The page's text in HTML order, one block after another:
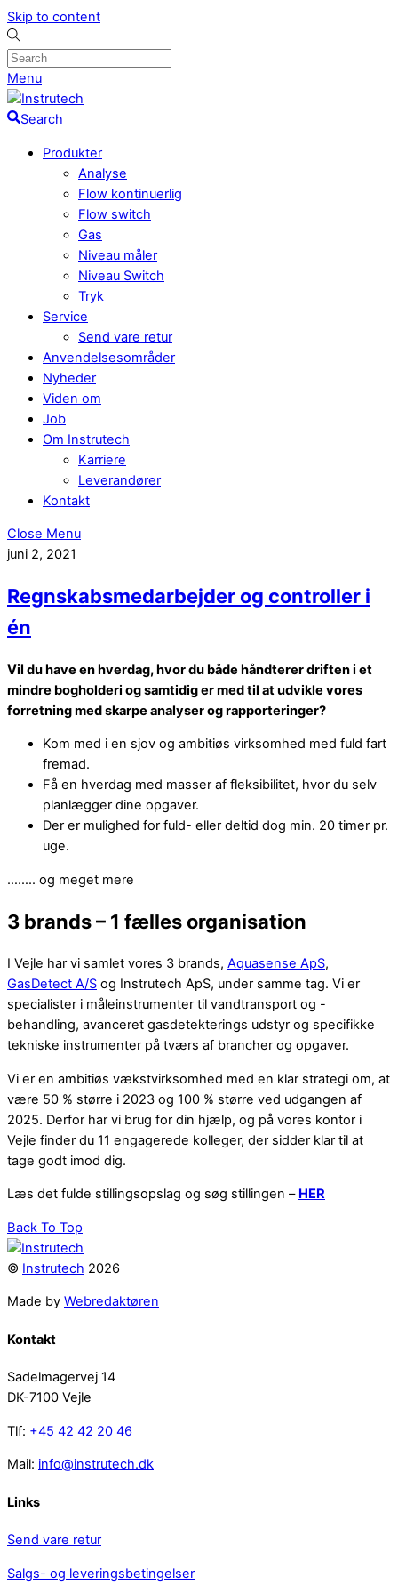
Skip to content
Menu
Search
Produkter
Analyse
Flow kontinuerlig
Flow switch
Gas
Niveau måler
Niveau Switch
Tryk
Service
Send vare retur
Anvendelsesområder
Nyheder
Viden om
Job
Om Instrutech
Karriere
Leverandører
Kontakt
Close Menu
juni 2, 2021
Regnskabsmedarbejder og controller i
én
Vil du have en hverdag, hvor du både håndterer driften i et
mindre bogholderi og samtidig er med til at udvikle vores
forretning med skarpe analyser og rapporteringer?
Kom med i en sjov og ambitiøs virksomhed med fuld fart
fremad.
Få en hverdag med masser af fleksibilitet, hvor du selv
planlægger dine opgaver.
Der er mulighed for fuld- eller deltid dog min. 20 timer pr.
uge.
…….. og meget mere
3 brands – 1 fælles organisation
I Vejle har vi samlet vores 3 brands, Aquasense ApS,
GasDetect A/S og Instrutech ApS, under samme tag. Vi er
specialister i måleinstrumenter til vandtransport og -
behandling, avanceret gasdetekterings udstyr og specifikke
tekniske instrumenter på tværs af brancher og opgaver.
Vi er en ambitiøs vækstvirksomhed med en klar strategi om, at
være 50 % større i 2023 og 100 % større ved udgangen af
2025. Derfor har vi brug for din hjælp, og på vores kontor i
Vejle finder du 11 engagerede kolleger, der sidder klar til at
tage godt imod dig.
Læs det fulde stillingsopslag og søg stillingen – HER
Back To Top
© Instrutech 2026
Made by Webredaktøren
Kontakt
Sadelmagervej 14
DK-7100 Vejle
Tlf: +45 42 42 20 46
Mail: info@instrutech.dk
Links
Send vare retur
Salgs- og leveringsbetingelser